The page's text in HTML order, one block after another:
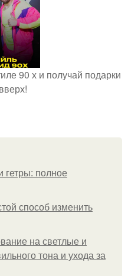
90 х и получай подарки
гетры: полное
способ изменить
на светлые и
тона и ухода за